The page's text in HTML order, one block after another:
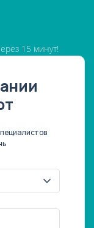
15 минут!